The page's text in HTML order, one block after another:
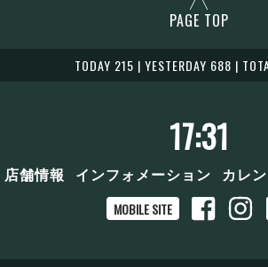
PAGE TOP
TODAY 215 | YESTERDAY 688 |
17:31
店舗情報 インフォメーション カレ
MOBILE SITE